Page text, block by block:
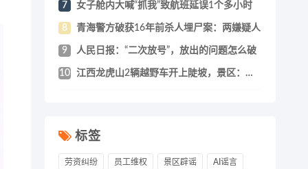
7 女子舱内大喊“抓我”致航班延误1个多小时
8 青海警方破获16年前杀人埋尸案：两嫌疑人
9 人民日报：“二次放号”，放出的问题怎么破
10 江西龙虎山2辆越野车开上陡坡，景区：该地
标签
劳资纠纷 员工维权 景区辟谣 AI谣言